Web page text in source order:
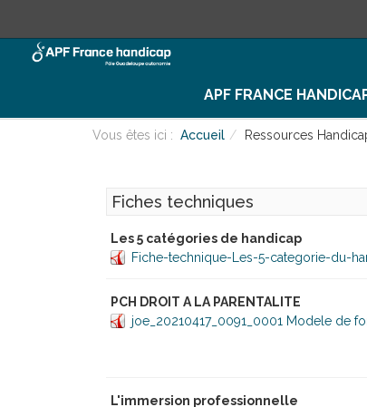
APF FRANCE
Vous êtes ici : Accueil Ressources
Fiches techniques
Les 5 catégories de handicap
Fiche-technique-Les-5-categorie-du-
PCH DROIT A LA PARENTALITE
joe_20210417_0091_0001 Modele de
L'immersion professionnelle